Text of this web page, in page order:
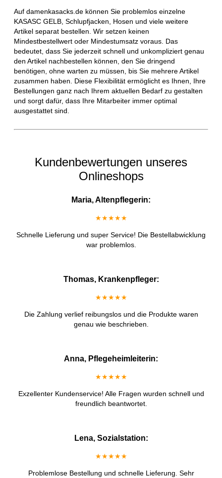
Auf damenkasacks.de können Sie problemlos einzelne
KASASC GELB, Schlupfjacken, Hosen und viele weitere
Artikel separat bestellen. Wir setzen keinen
Mindestbestellwert oder Mindestumsatz voraus. Das
bedeutet, dass Sie jederzeit schnell und unkompliziert genau
den Artikel nachbestellen können, den Sie dringend
benötigen, ohne warten zu müssen, bis Sie mehrere Artikel
zusammen haben. Diese Flexibilität ermöglicht es Ihnen, Ihre
Bestellungen ganz nach Ihrem aktuellen Bedarf zu gestalten
und sorgt dafür, dass Ihre Mitarbeiter immer optimal
ausgestattet sind.
Kundenbewertungen unseres
Onlineshops
Maria, Altenpflegerin:
★★★★★
Schnelle Lieferung und super Service! Die Bestellabwicklung
war problemlos.
Thomas, Krankenpfleger:
★★★★★
Die Zahlung verlief reibungslos und die Produkte waren
genau wie beschrieben.
Anna, Pflegeheimleiterin:
★★★★★
Exzellenter Kundenservice! Alle Fragen wurden schnell und
freundlich beantwortet.
Lena, Sozialstation:
★★★★★
Problemlose Bestellung und schnelle Lieferung. Sehr